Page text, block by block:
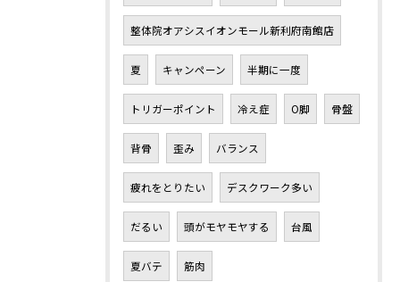
整体院オアシスイオンモール新利府南館店
夏 キャンペーン 半期に一度
トリガーポイント 冷え症 O脚 骨盤
背骨 歪み バランス
疲れをとりたい デスクワーク多い
だるい 頭がモヤモヤする 台風
夏バテ 筋肉